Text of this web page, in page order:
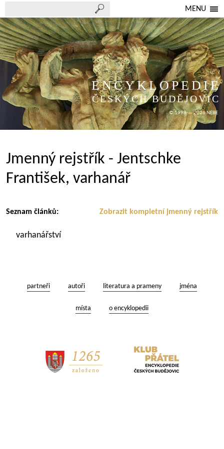
MENU
ENCYKLOPEDIE
ČESKÝCH BUDĚJOVIC
© 1998 — 2026 NEBE
Jmenný rejstřík - Jentschke
František, varhanář
Zobrazit kompletní jmenný rejstřík
Seznam článků:
varhanářství
partneři autoři literatura a prameny jména
místa o encyklopedii